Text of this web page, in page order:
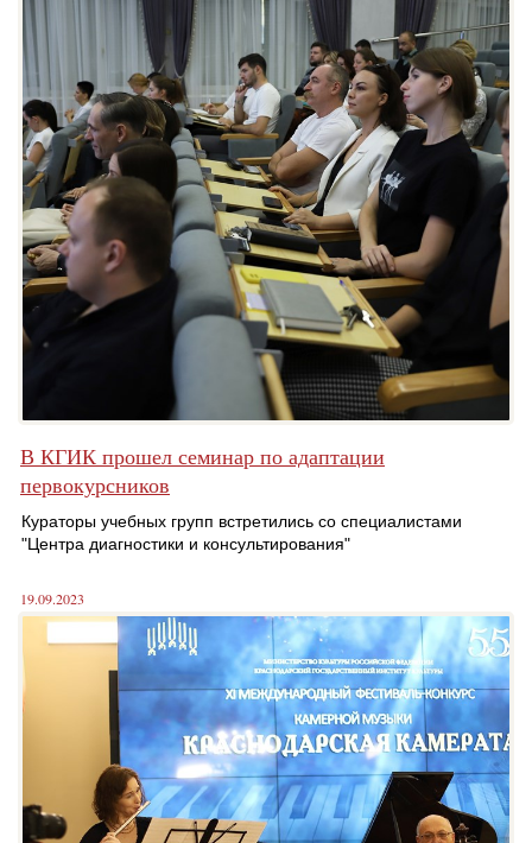
В КГИК прошел семинар по адаптации
первокурсников
Кураторы учебных групп встретились со специалистами
"Центра диагностики и консультирования"
19.09.2023